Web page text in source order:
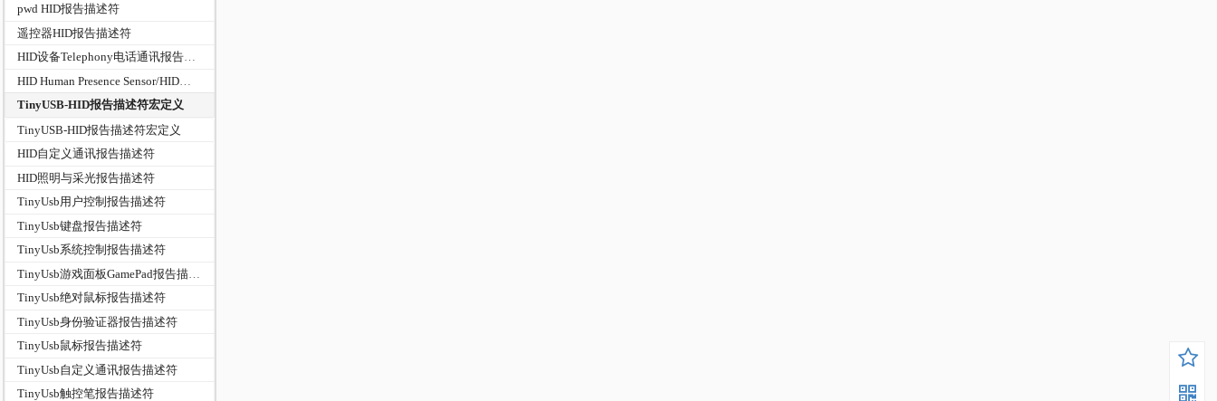
pwd HID报告描述符
遥控器HID报告描述符
HID设备Telephony电话通讯报告描述符
TinyUSB-HID报告描述符宏定义
TinyUSB-HID报告描述符宏定义
HID自定义通讯报告描述符
HID照明与采光报告描述符
TinyUsb用户控制报告描述符
TinyUsb键盘报告描述符
TinyUsb系统控制报告描述符
TinyUsb绝对鼠标报告描述符
TinyUsb身份验证器报告描述符
TinyUsb鼠标报告描述符
TinyUsb自定义通讯报告描述符
TinyUsb触控笔报告描述符